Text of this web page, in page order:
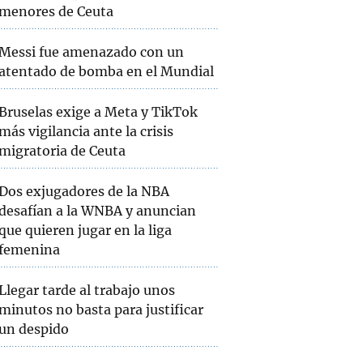
de Ceuta
fue amenazado con un
de bomba en el Mundial
exige a Meta y TikTok
vigilancia ante la crisis
de Ceuta
exjugadores de la NBA
a la WNBA y anuncian
quieren jugar en la liga
tarde al trabajo unos
no basta para justificar
despido